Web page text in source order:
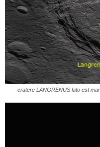
cratere LANGRENUS lato est